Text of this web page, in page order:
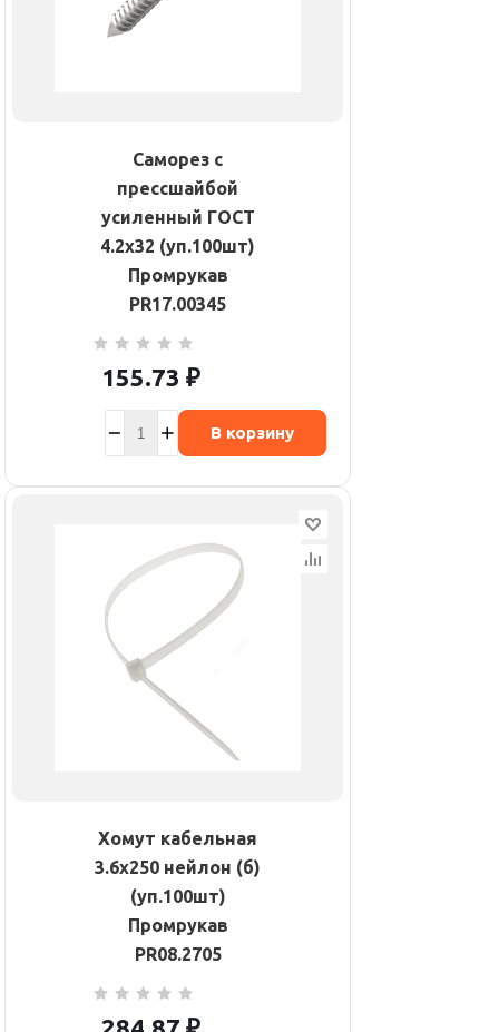
Саморез с
прессшайбой
усиленный ГОСТ
4.2х32 (уп.100шт)
Промрукав
PR17.00345
155.73 ₽
В корзину
Хомут кабельная
3.6х250 нейлон (б)
(уп.100шт)
Промрукав
PR08.2705